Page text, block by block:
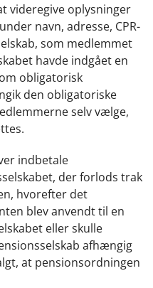
videregive oplysninger
navn, adresse, CPR-
som medlemmet
havde indgået en
obligatorisk
den obligatoriske
selv vælge,
indbetale
der forlods trak
hvorefter det
blev anvendt til en
eller skulle
afhængig
at pensionsordningen